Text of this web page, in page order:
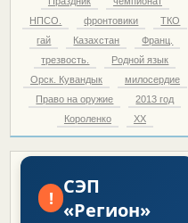
НПСО.
фронтовики
ТКО
гай
Казахстан
Франц.
трезвость.
Родной язык
Орск. Кувандык
милосердие
Право на оружие
2013 год
Короленко
ХХ
! СЭП
«Регион»